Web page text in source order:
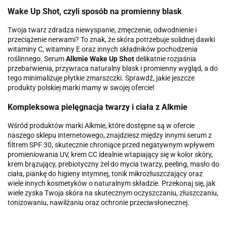
Wake Up Shot, czyli sposób na promienny blask
Twoja twarz zdradza niewyspanie, zmęczenie, odwodnienie i
przeciążenie nerwami? To znak, że skóra potrzebuje solidnej dawki
witaminy C, witaminy E oraz innych składników pochodzenia
roślinnego. SerumAlkmie Wake Up Shotdelikatnie rozjaśnia
przebarwienia, przywraca naturalny blask i promienny wygląd, a do
tego minimalizuje płytkie zmarszczki. Sprawdź, jakie jeszcze
produkty polskiej marki mamy w swojej ofercie!
Kompleksowa pielęgnacja twarzy i ciała z Alkmie
Wśród produktów marki Alkmie, które dostępne są w ofercie
naszego sklepu internetowego, znajdziesz między innymi serum z
filtrem SPF 30, skutecznie chroniące przed negatywnym wpływem
promieniowania UV, krem CC idealnie wtapiający się w kolor skóry,
krem brązujący, prebiotyczny żel do mycia twarzy, peeling, masło do
ciała, piankę do higieny intymnej, tonik mikrozłuszczający oraz
wiele innych kosmetyków o naturalnym składzie. Przekonaj się, jak
wiele zyska Twoja skóra na skutecznym oczyszczaniu, złuszczaniu,
tonizowaniu, nawilżaniu oraz ochronie przeciwsłonecznej.